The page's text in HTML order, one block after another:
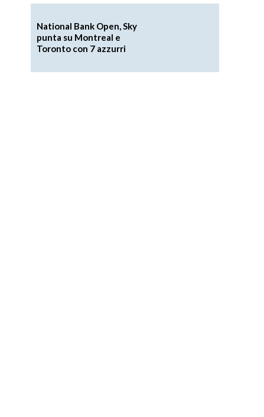
National Bank Open, Sky
punta su Montreal e
Toronto con 7 azzurri